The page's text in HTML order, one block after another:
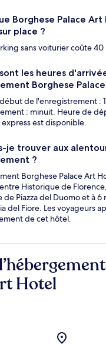
Borghese Palace
place ?
sans voiturier coûte 40
les heures
Borghese
de l'enregistrement :
: minuit. Heure de
est disponible.
je trouver aux
?
Borghese Palace Art
Historique de
de Piazza del Duomo et à
del Fiore. Les voyageurs
de cet hôtel.
Hotel